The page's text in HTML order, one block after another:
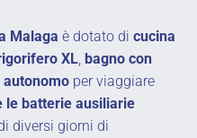
Malaga è dotato dicucina
XL ,bagno con
per viaggiare
le batterie ausiliarie
diversi giorni di